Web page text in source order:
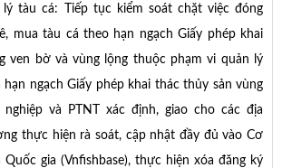
tàu cá: Tiếp tục kiểm soát chặt việc đóng
mua tàu cá theo hạn ngạch Giấy phép khai
ven bờ và vùng lộng thuộc phạm vi quản lý
ngạch Giấy phép khai thác thủy sản vùng
và PTNT xác định, giao cho các địa
thực hiện rà soát, cập nhật đầy đủ vào Cơ
gia (Vnfishbase), thực hiện xóa đăng ký